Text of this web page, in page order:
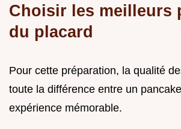
Choisir les meilleurs
du placard
Pour cette préparation, la qualité
toute la différence entre un
expérience mémorable.